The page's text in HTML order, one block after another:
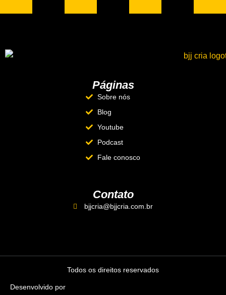
Páginas
Sobre nós
Blog
Youtube
Podcast
Fale conosco
Contato
bjjcria@bjjcria.com.br
Todos os direitos reservados
Desenvolvido por